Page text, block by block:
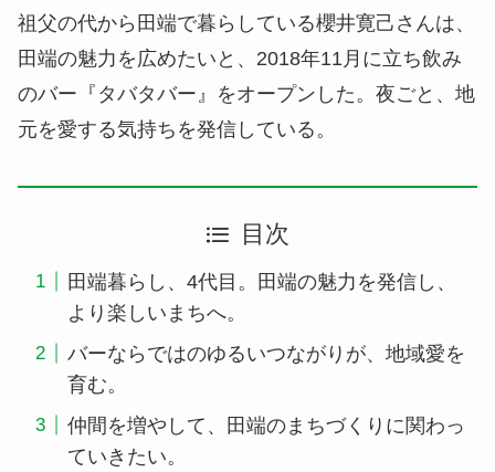
祖父の代から田端で暮らしている櫻井寛己さんは、
田端の魅力を広めたいと、2018年11月に立ち飲み
のバー『タバタバー』をオープンした。夜ごと、地
元を愛する気持ちを発信している。
目次
田端暮らし、4代目。田端の魅力を発信し、
より楽しいまちへ。
バーならではのゆるいつながりが、地域愛を
育む。
仲間を増やして、田端のまちづくりに関わっ
ていきたい。